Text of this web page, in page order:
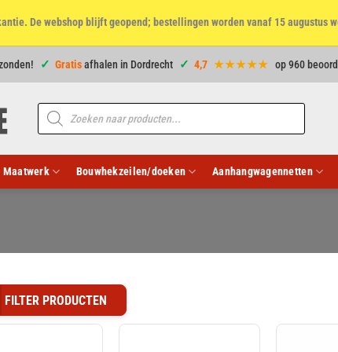
De webshop blijft geopend; bestellingen worden vanaf 15 augustus
Gratisafhalen in Dordrecht 4,7 ★★★★★ op 960
Producten
zoeken
Maatwerk Bouwhekzeilen/doeken Aanhangwagennetten
FILTER PRODUCTEN